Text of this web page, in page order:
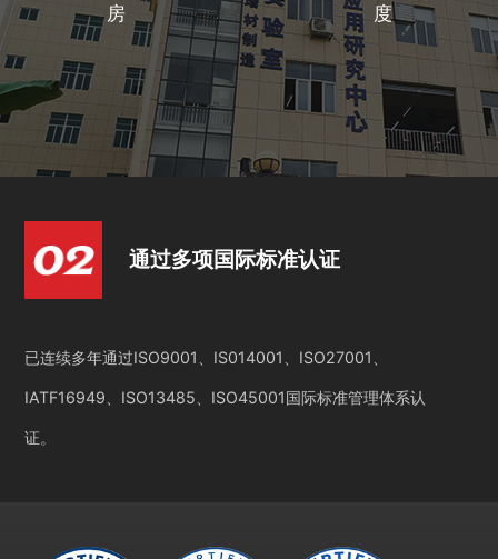
房
度
通过多项国际标准认证
已连续多年通过ISO9001、IS014001、ISO27001、
IATF16949、ISO13485、ISO45001国际标准管理体系认
证。